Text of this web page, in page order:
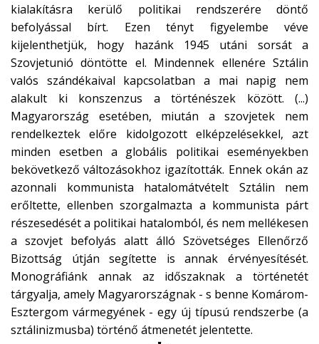
kialakításra kerülő politikai rendszerére döntő
befolyással bírt. Ezen tényt figyelembe véve
kijelenthetjük, hogy hazánk 1945 utáni sorsát a
Szovjetunió döntötte el. Mindennek ellenére Sztálin
valós szándékaival kapcsolatban a mai napig nem
alakult ki konszenzus a történészek között. (...)
Magyarország esetében, miután a szovjetek nem
rendelkeztek előre kidolgozott elképzelésekkel, azt
minden esetben a globális politikai eseményekben
bekövetkező változásokhoz igazították. Ennek okán az
azonnali kommunista hatalomátvételt Sztálin nem
erőltette, ellenben szorgalmazta a kommunista párt
részesedését a politikai hatalomból, és nem mellékesen
a szovjet befolyás alatt álló Szövetséges Ellenőrző
Bizottság útján segítette is annak érvényesítését.
Monográfiánk annak az időszaknak a történetét
tárgyalja, amely Magyarországnak - s benne Komárom-
Esztergom vármegyének - egy új típusú rendszerbe (a
sztálinizmusba) történő átmenetét jelentette.